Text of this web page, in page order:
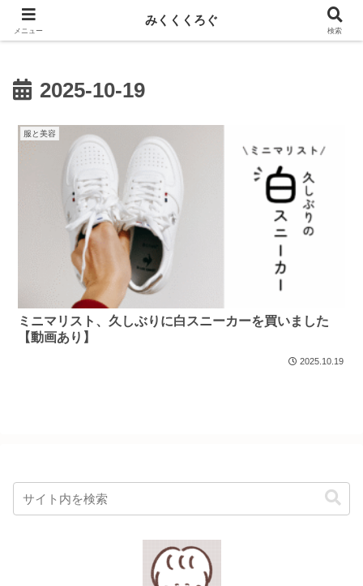
新しい記事はnoteに投稿しています！
2025-10-19
服と美容
ミニマリスト、久しぶりに白スニーカーを買いました
【動画あり】
2025.10.19
メニュー
みくくくろぐ
検索